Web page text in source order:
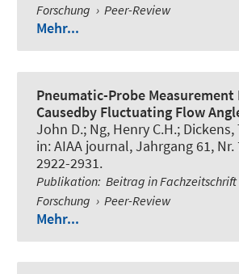
Forschung › Peer-Review
Mehr...
Pneumatic-Probe Measurement
Causedby Fluctuating Flow
John D.; Ng, Henry C.H.;
in:AIAA journal, Jahrgang 61, Nr.
2922-2931.
Publikation: Beitrag in Fachzeitschrift
Forschung › Peer-Review
Mehr...